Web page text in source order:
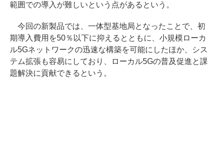
範囲での導入が難しいという点があるという。
今回の新製品では、一体型基地局となったことで、初
期導入費用を50％以下に抑えるとともに、小規模ローカ
ル5Gネットワークの迅速な構築を可能にしたほか、シス
テム拡張も容易にしており、ローカル5Gの普及促進と課
題解決に貢献できるという。